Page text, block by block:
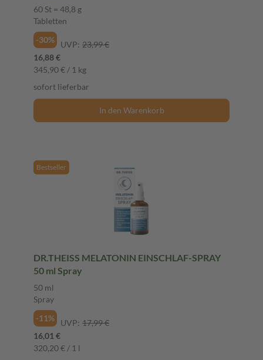
60 St = 48,8 g
Tabletten
-30%
UVP: 23,99 €
16,88 €
345,90 € / 1 kg
sofort lieferbar
In den Warenkorb
Bestseller
DR.THEISS MELATONIN EINSCHLAF-SPRAY
50 ml Spray
50 ml
Spray
-11%
UVP: 17,99 €
16,01 €
320,20 € / 1 l